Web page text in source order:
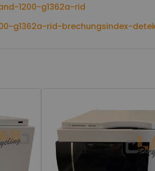
1200-g1362a-rid
g1362a-rid-brechungsindex-